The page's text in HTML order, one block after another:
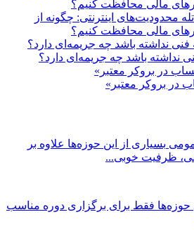
محدودیت‌های اینترنتی: چگونه از
مالی محافظت کنیم؟
نداشته باشد چه جریمه‌ای دارد؟
در بروکر معتبر»
بسیاری از این حوزه‌ها علاوه بر
ظرفیت خوبی...
حوزه‌ها فقط برای برگزاری دوره مناسب